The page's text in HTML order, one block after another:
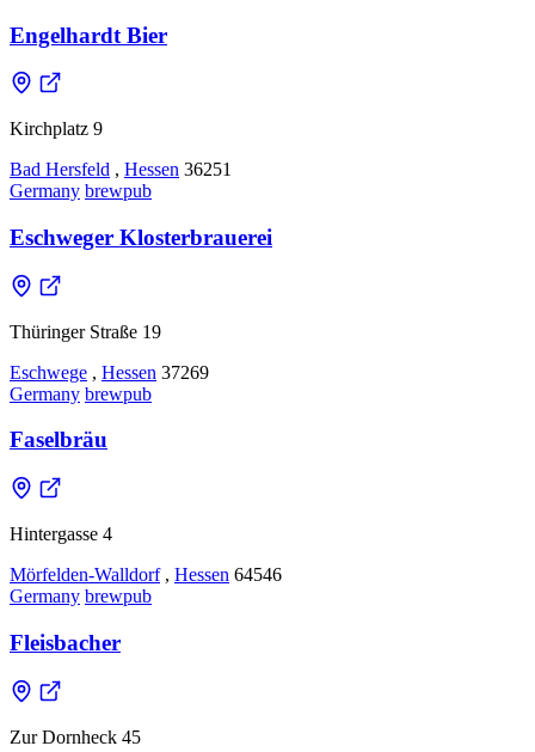
Engelhardt Bier
Kirchplatz 9
Bad Hersfeld , Hessen 36251
Germany brewpub
Eschweger Klosterbrauerei
Thüringer Straße 19
Eschwege , Hessen 37269
Germany brewpub
Faselbräu
Hintergasse 4
Mörfelden-Walldorf , Hessen 64546
Germany brewpub
Fleisbacher
Zur Dornheck 45